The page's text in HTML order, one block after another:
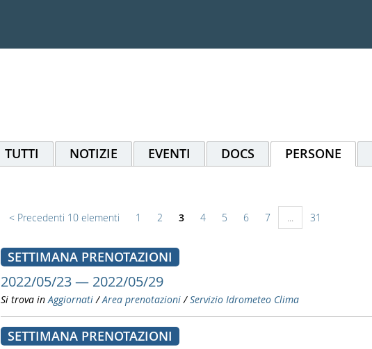
TUTTI NOTIZIE EVENTI DOCS PERSONE
Precedenti 10 elementi 1 2 3 4 5 6 7 ... 31
SETTIMANA PRENOTAZIONI
2022/05/23 — 2022/05/29
Si trova in Aggiornati /Area prenotazioni /Servizio Idrometeo Clima
SETTIMANA PRENOTAZIONI